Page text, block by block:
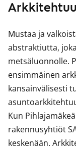
Mustaa ja
abstraktiutta,
metsäluonnolle.
ensimmäinen
kansainvälisesti
Kun
rakennusyhtiöt
keskenään.